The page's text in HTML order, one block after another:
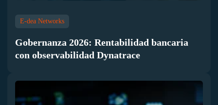
E-dea Networks
Gobernanza 2026: Rentabilidad bancaria
con observabilidad Dynatrace